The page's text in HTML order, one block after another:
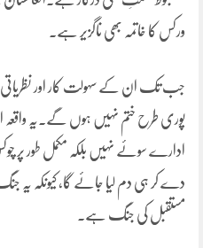
ورکس کا خاتمہ بھی ناگزیر ہے۔
جب تک ان کے سہولت کار اور
پوری طرح ختم نہیں ہوں گے۔یہ
ادارے سوئے نہیں بلکہ مکمل طور پر
دے کر ہی دم لیا جائے گا، کیونکہ یہ
مستقبل کی جنگ ہے۔